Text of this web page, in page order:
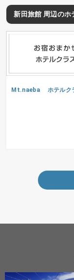
新田旅館 周辺のホ
Mt.naeba ホテルク